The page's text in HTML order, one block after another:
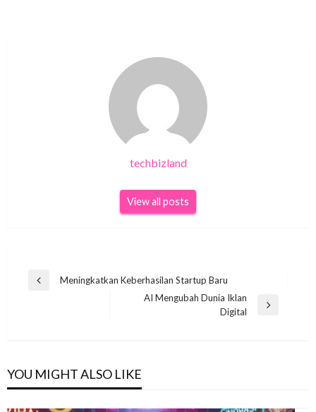
techbizland
View all posts
Navigasi
Previous
Meningkatkan Keberhasilan Startup Baru
AI Mengubah Dunia Iklan
Digital
YOU MIGHT ALSO LIKE